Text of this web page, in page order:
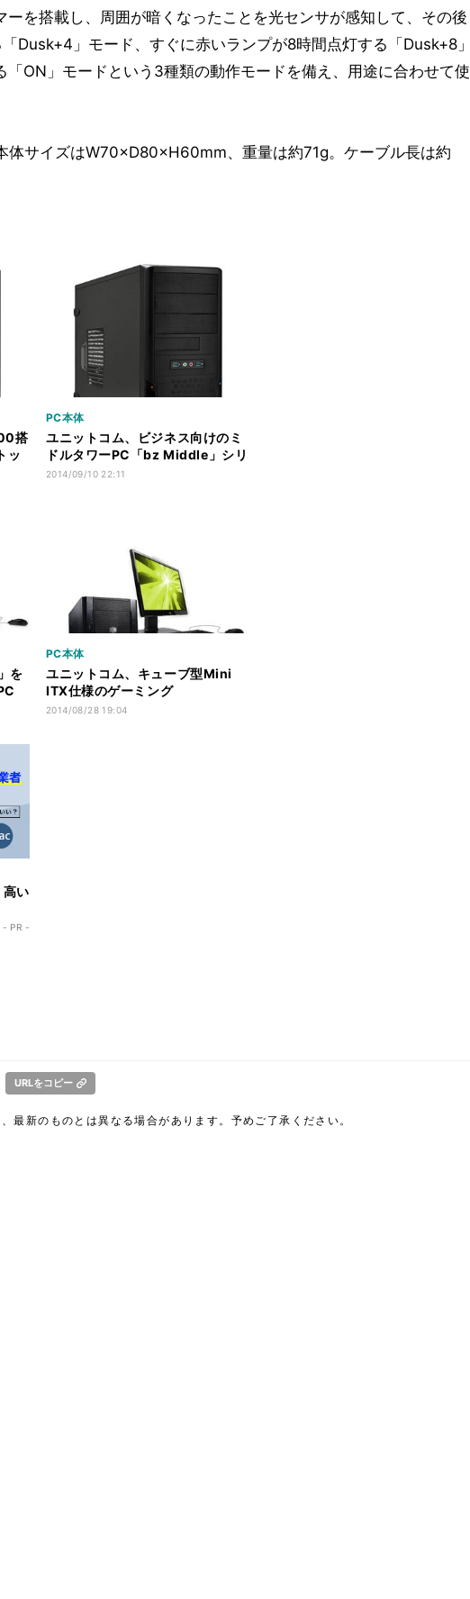
ーを搭載し、周囲が暗くなったことを光センサが感知して、その後
Dusk+4」モード、すぐに赤いランプが8時間点灯する「Dusk+8」
「ON」モードという3種類の動作モードを備え、用途に合わせて使
体サイズはW70×D80×H60mm、重量は約71g。ケーブル長は約
搭
ッ
PC本体
ユニットコム、ビジネス向けのミ
ドルタワーPC「bz Middle」シリ
ーズ
2014/09/10 22:11
を
PC本体
ユニットコム、キューブ型Mini
ITX仕様のゲーミング
PC「PASSANT CX」
2014/08/28 19:04
い
- PR -
URLをコピー
最新のものとは異なる場合があります。予めご了承ください。